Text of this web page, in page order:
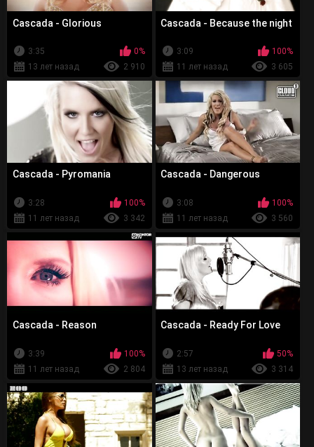
Cascada - Glorious
3:35
0%
13 лет назад
2 910
Cascada - Because the night
3:09
100%
11 лет назад
3 605
Cascada - Pyromania
3:28
100%
11 лет назад
3 342
Cascada - Dangerous
3:08
100%
11 лет назад
3 560
Cascada - Reason
3:39
100%
11 лет назад
2 804
Cascada - Ready For Love
2:57
50%
13 лет назад
3 314